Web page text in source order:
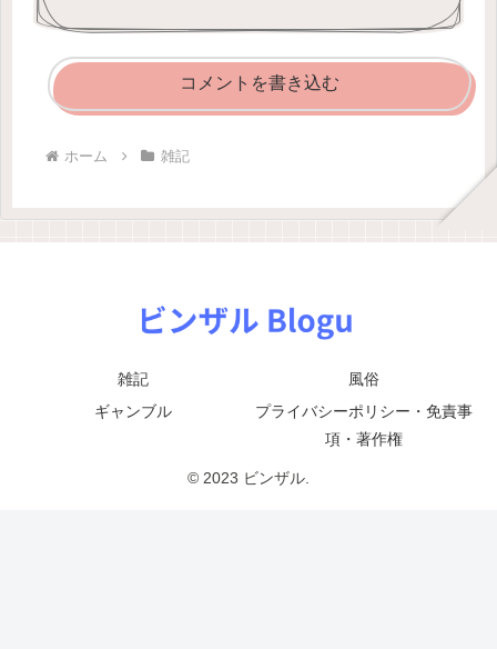
コメントを書き込む
ホーム 雑記
雑記
風俗
ギャンブル
プライバシーポリシー・免責事
項・著作権
© 2023 ビンザル.